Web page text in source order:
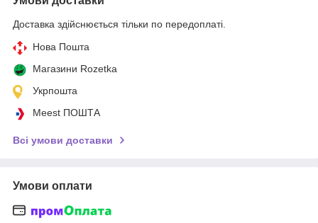
Доставка здійснюється тільки по передоплаті.
Нова Пошта
Магазини Rozetka
Укрпошта
Meest ПОШТА
Всі умови доставки
Умови оплати